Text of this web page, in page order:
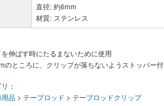
直径: 約6mm
材質: ステンレス
伸ばす時にたるまないために使用
のところに、クリップが落ちないようストッパー付
：
品 > テープロッド > テープロッドクリップ